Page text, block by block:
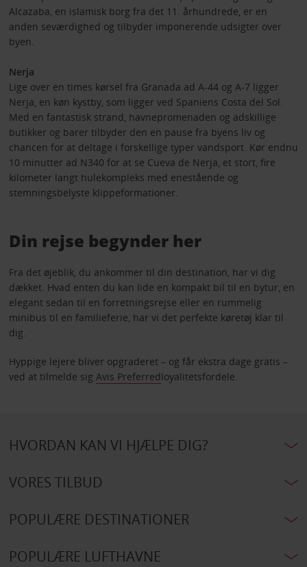
Alcazaba, en islamisk borg fra det 11. århundrede, er en
anden seværdighed og tilbyder imponerende udsigter over
byen.
Nerja
Lige over en times kørsel fra Granada ad A-44 og A-7 ligger
Nerja, en køn kystby, som ligger ved Spaniens Costa del Sol.
Med en fantastisk strand, havnepromenaden og adskillige
butikker og barer tilbyder den en pause fra byens liv og
chancen for at deltage i forskellige typer vandsport. Kør endnu
10 minutter ad N340 for at se Cueva de Nerja, et stort, fire
kilometer langt hulekompleks med enestående og
stemningsbelyste klippeformationer.
Din rejse begynder her
Fra det øjeblik, du ankommer til din destination, har vi dig
dækket. Hvad enten du kan lide en kompakt bil til en bytur, en
elegant sedan til en forretningsrejse eller en rummelig
minibus til en familieferie, har vi det perfekte køretøj klar til
dig.
Hyppige lejere bliver opgraderet – og får ekstra dage gratis –
ved at tilmelde sig Avis Preferredloyalitetsfordele.
HVORDAN KAN VI HJÆLPE DIG?
VORES TILBUD
POPULÆRE DESTINATIONER
POPULÆRE LUFTHAVNE